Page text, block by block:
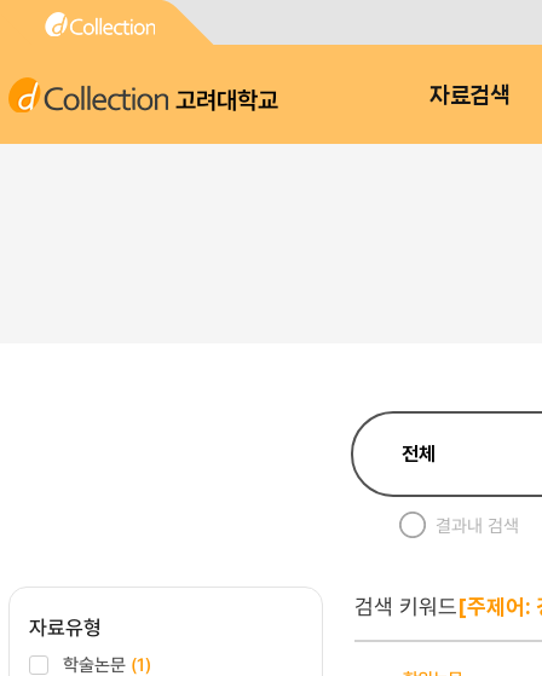
고려대학교 자료검색
결과내 검색
자료유형
학술논문 (1)
검색 키워드[주제어: